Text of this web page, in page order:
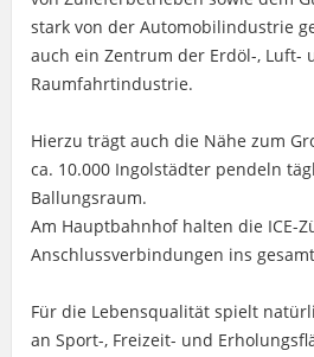
stark von der Automobilindustrie
auch ein Zentrum der Erdöl-, Luft-
Raumfahrtindustrie.
Hierzu trägt auch die Nähe zum
ca. 10.000 Ingolstädter pendeln
Ballungsraum.
Am Hauptbahnhof halten die ICE-
Anschlussverbindungen ins
Für die Lebensqualität spielt
an Sport-, Freizeit- und